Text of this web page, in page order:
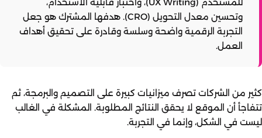
للمستخدم (UX Writing)، واختبار قابلية الاستخدام،
وتحسين معدل التحويل (CRO). هدفها المشترك هو جعل
التجربة الرقمية واضحة وسلسة وقادرة على تحقيق أهداف
العمل.
كثير من الشركات تصرف ميزانيات كبيرة على التصميم والبرمجة، ثم
تتفاجأ أن الموقع لا يحقق النتائج المطلوبة. المشكلة في الغالب
ليست في الشكل، وإنما في التجربة.